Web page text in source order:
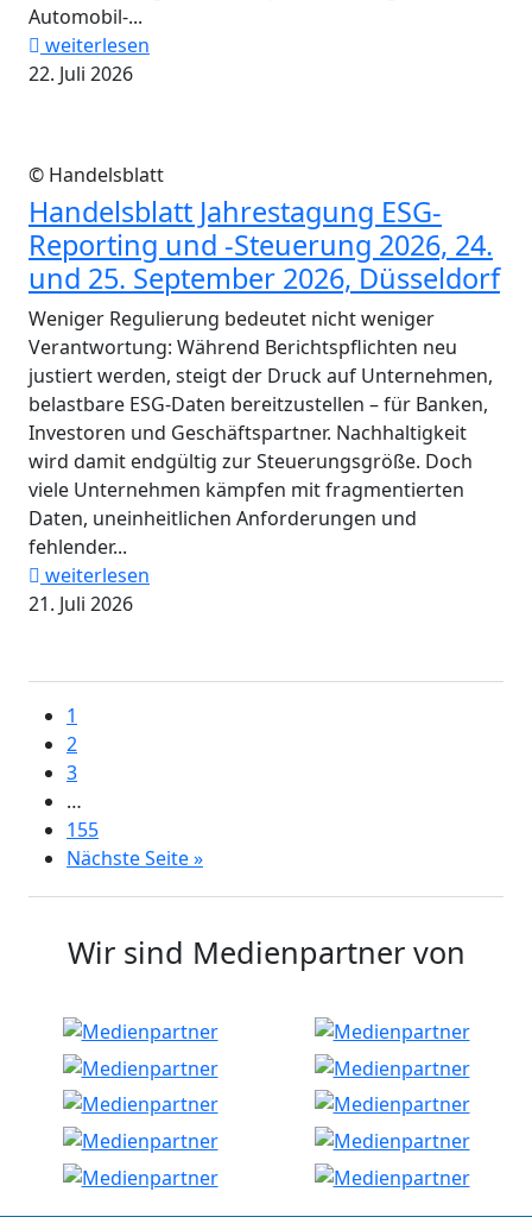
Automobil-...
weiterlesen
22. Juli 2026
© Handelsblatt
Handelsblatt Jahrestagung ESG-
Reporting und -Steuerung 2026, 24.
und 25. September 2026, Düsseldorf
Weniger Regulierung bedeutet nicht weniger
Verantwortung: Während Berichtspflichten neu
justiert werden, steigt der Druck auf Unternehmen,
belastbare ESG-Daten bereitzustellen – für Banken,
Investoren und Geschäftspartner. Nachhaltigkeit
wird damit endgültig zur Steuerungsgröße. Doch
viele Unternehmen kämpfen mit fragmentierten
Daten, uneinheitlichen Anforderungen und
fehlender...
weiterlesen
21. Juli 2026
1
2
3
…
155
Nächste Seite »
Wir sind Medienpartner von